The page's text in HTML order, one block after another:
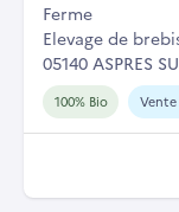
Ferme
Elevage de
05140 ASPRES
100% Bio Vente